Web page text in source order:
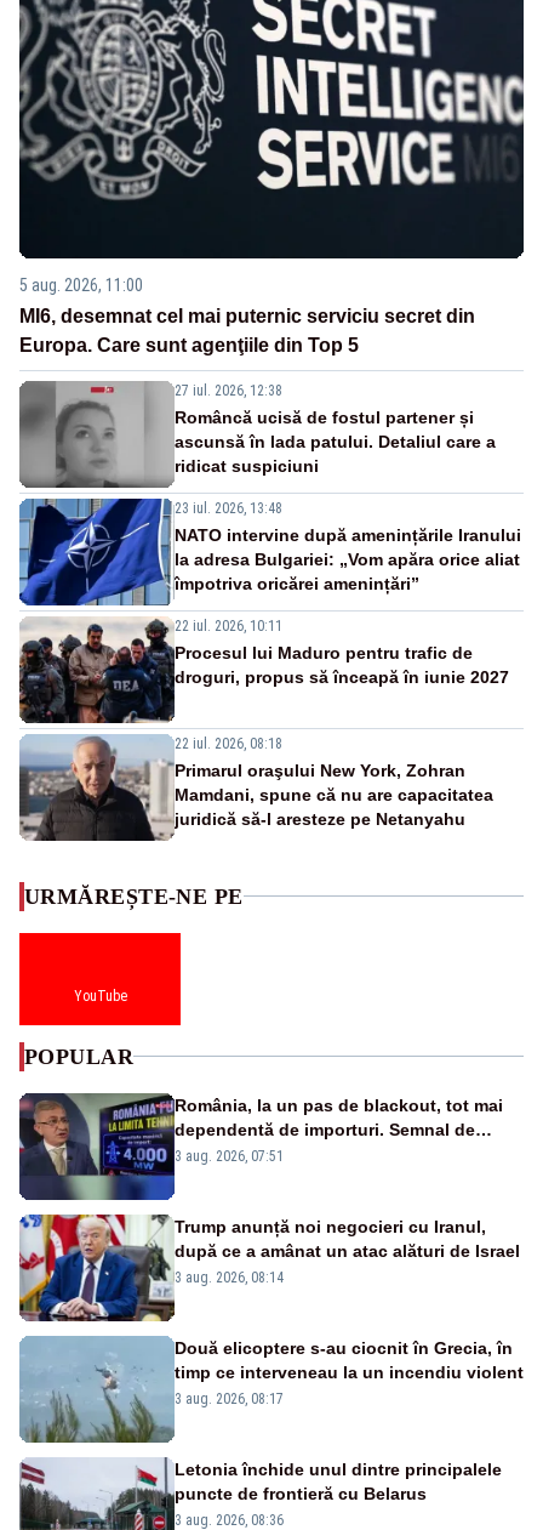
5 aug. 2026, 11:00
MI6, desemnat cel mai puternic serviciu secret din
Europa. Care sunt agenţiile din Top 5
27 iul. 2026, 12:38
Româncă ucisă de fostul partener și
ascunsă în lada patului. Detaliul care a
ridicat suspiciuni
23 iul. 2026, 13:48
NATO intervine după amenințările Iranului
la adresa Bulgariei: „Vom apăra orice aliat
împotriva oricărei amenințări”
22 iul. 2026, 10:11
Procesul lui Maduro pentru trafic de
droguri, propus să înceapă în iunie 2027
22 iul. 2026, 08:18
Primarul oraşului New York, Zohran
Mamdani, spune că nu are capacitatea
juridică să-l aresteze pe Netanyahu
URMĂREȘTE-NE PE
YouTube
POPULAR
România, la un pas de blackout, tot mai
dependentă de importuri. Semnal de
alarmă tras de un expert în energie
3 aug. 2026, 07:51
Trump anunță noi negocieri cu Iranul,
după ce a amânat un atac alături de Israel
3 aug. 2026, 08:14
Două elicoptere s-au ciocnit în Grecia, în
timp ce interveneau la un incendiu violent
3 aug. 2026, 08:17
Letonia închide unul dintre principalele
puncte de frontieră cu Belarus
3 aug. 2026, 08:36